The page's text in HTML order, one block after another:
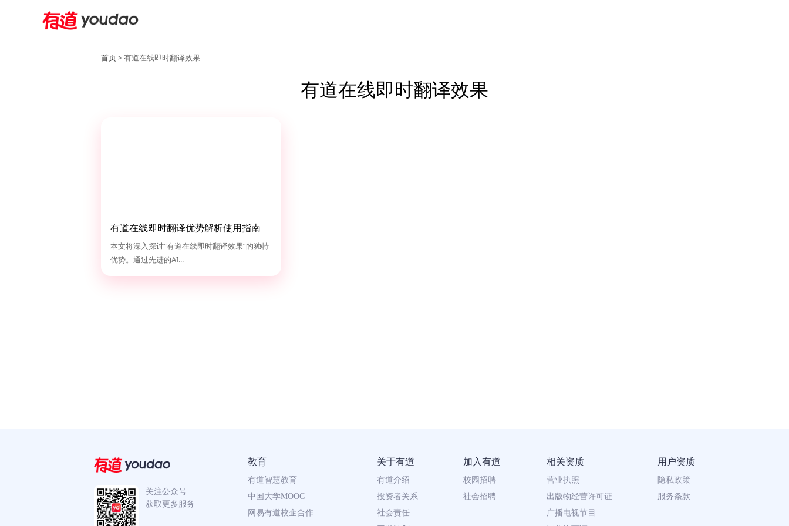
首页> 有道在线即时翻译效果
有道在线即时翻译效果
有道在线即时翻译优势解析使用指南
本文将深入探讨“有道在线即时翻译效果”的独特
优势。通过先进的AI...
关注公众号
获取更多服务
教育
有道智慧教育
中国大学MOOC
网易有道校企合作
关于有道
有道介绍
投资者关系
社会责任
加入有道
校园招聘
社会招聘
相关资质
营业执照
出版物经营许可证
广播电视节目
用户资质
隐私政策
服务条款